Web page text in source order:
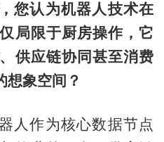
您认为机器人技术在
局限于厨房操作，它
供应链协同甚至消费
想象空间？
人作为核心数据节点